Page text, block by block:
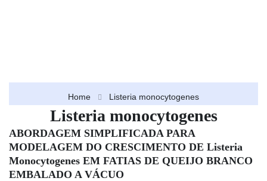
Home Listeria monocytogenes
Listeria monocytogenes
ABORDAGEM SIMPLIFICADA PARA
MODELAGEM DO CRESCIMENTO DE Listeria
Monocytogenes EM FATIAS DE QUEIJO BRANCO
EMBALADO A VÁCUO